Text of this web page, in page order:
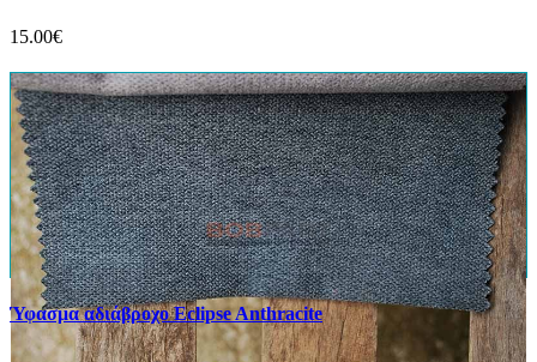
15.00€
Ύφασμα αδιάβροχο Eclipse Anthracite